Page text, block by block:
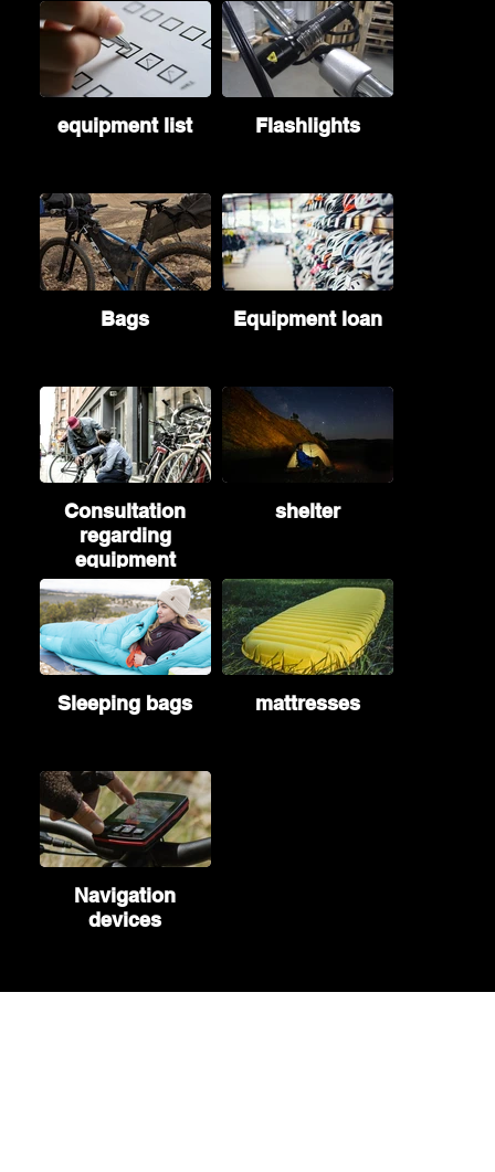
equipment list Flashlights
Bags Equipment loan
Consultation
regarding
equipment
shelter
Sleeping bags mattresses
Navigation
devices